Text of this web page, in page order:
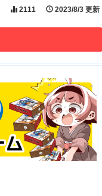
2111 2023/8/3 更新